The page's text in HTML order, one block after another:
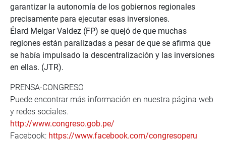
garantizar la autonomía de los gobiernos regionales
precisamente para ejecutar esas inversiones.
Élard Melgar Valdez (FP) se quejó de que muchas
regiones están paralizadas a pesar de que se afirma que
se había impulsado la descentralización y las inversiones
en ellas. (JTR).
PRENSA-CONGRESO
Puede encontrar más información en nuestra página web
y redes sociales.
http://www.congreso.gob.pe/
Facebook: https://www.facebook.com/congresoperu